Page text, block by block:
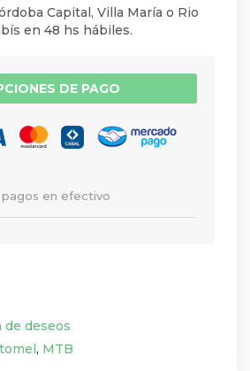
de deseos
, MTB
DE PAGO
en efectivo
Capital, Villa María o Rio
en 48 hs hábiles.